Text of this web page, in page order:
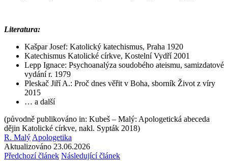
Li­te­ra­tu­ra:
Kašpar Josef: Ka­to­lic­ký ka­techis­mus, Praha 1920
Ka­techis­mus Ka­to­lic­ké církve, Kos­tel­ní Vydří 2001
Lepp Ig­na­ce: Psy­cho­a­na­lý­za sou­do­bé­ho ate­is­mu, sa­mizda­to­vé
vy­dá­ní r. 1979
Ples­kač Jiří A.: Proč dnes věřit v Boha, sbor­ník Život z víry
2015
… a další
(původně publikováno in: Kubeš – Malý: Apologetická abeceda
dějin Katolické církve, nakl. Sypták 2018)
R. Malý Apologetika
Aktualizováno 23.06.2026
Předchozí článek Následující článek